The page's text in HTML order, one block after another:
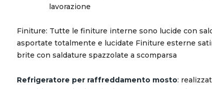
lavorazione
Finiture: Tutte le finiture interne sono lucide con
asportate totalmente e lucidate Finiture esterne
brite con saldature spazzolate a scomparsa
Refrigeratore per raffreddamento mosto: